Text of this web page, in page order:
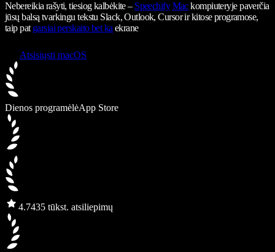
Nebereikia rašyti, tiesiog kalbėkite – Speechify Mackompiuteryje paverčia
jūsų balsą tvarkingu tekstu Slack, Outlook, Cursor ir kitose programose,
taip pat garsiai perskaito bet ką ekrane
Atsisiųsti macOS
Dienos programėlėApp Store
4.7435 tūkst. atsiliepimų